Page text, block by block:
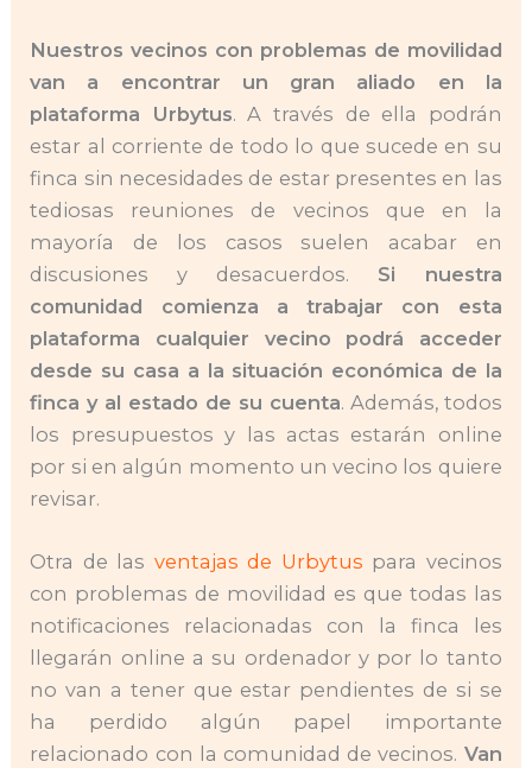
Nuestros vecinos con problemas de movilidad
van a encontrar un gran aliado en la
plataforma Urbytus. A través de ella podrán
estar al corriente de todo lo que sucede en su
finca sin necesidades de estar presentes en las
tediosas reuniones de vecinos que en la
mayoría de los casos suelen acabar en
discusiones y desacuerdos. Si nuestra
comunidad comienza a trabajar con esta
plataforma cualquier vecino podrá acceder
desde su casa a la situación económica de la
finca y al estado de su cuenta. Además, todos
los presupuestos y las actas estarán online
por si en algún momento un vecino los quiere
revisar.
Otra de las ventajas de Urbytus para vecinos
con problemas de movilidad es que todas las
notificaciones relacionadas con la finca les
llegarán online a su ordenador y por lo tanto
no van a tener que estar pendientes de si se
ha perdido algún papel importante
relacionado con la comunidad de vecinos. Van